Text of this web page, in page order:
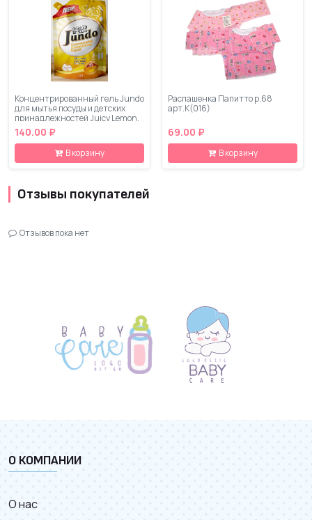
Концентрированный гель Jundo
для мытья посуды и детских
принадлежностей Juicy Lemon,
800 мл
140.00 ₽
В корзину
Распашенка Папитто р.68
арт.К(016)
69.00 ₽
В корзину
Отзывы покупателей
Отзывов пока нет
О КОМПАНИИ
О нас